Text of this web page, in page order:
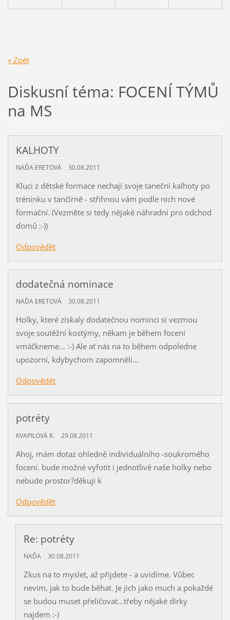
« Zpět
Diskusní téma: FOCENÍ TÝMŮ
na MS
KALHOTY
NAĎA ERETOVÁ 30.08.2011
Kluci z dětské formace nechají svoje taneční kalhoty po
tréninku v tančírně - střihnou vám podle nich nové
formační. (Vezměte si tedy nějaké náhradní pro odchod
domů :-))
Odpovědět
dodatečná nominace
NAĎA ERETOVÁ 30.08.2011
Holky, které získaly dodatečnou nominci si vezmou
svoje soutěžní kostýmy, někam je během focení
vmáčkneme... :-) Ale ať nás na to během odpoledne
upozorní, kdybychom zapomněli...
Odpovědět
potréty
KVAPILOVÁ K. 29.08.2011
Ahoj, mám dotaz ohledně individuálního -soukromého
focení. bude možné vyfotit i jednotlivě naše holky nebo
nebude prostor?děkuji k
Odpovědět
Re: potréty
NAĎA 30.08.2011
Zkus na to myslet, až přijdete - a uvidíme. Vůbec
nevím, jak to bude běhat. Je jich jako much a pokaždé
se budou muset přelíčovat...třeby nějaké dírky
najdem :-)